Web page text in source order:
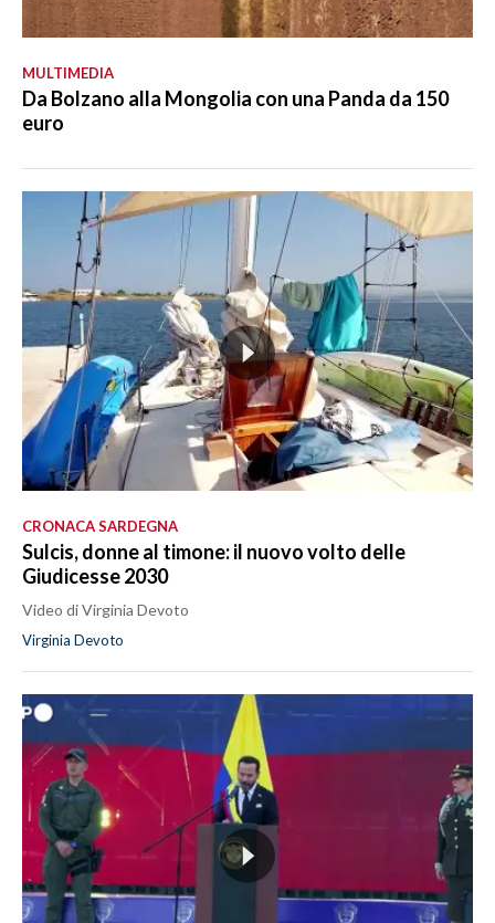
MULTIMEDIA
Da Bolzano alla Mongolia con una Panda da 150
euro
CRONACA SARDEGNA
Sulcis, donne al timone: il nuovo volto delle
Giudicesse 2030
Video di Virginia Devoto
Virginia Devoto